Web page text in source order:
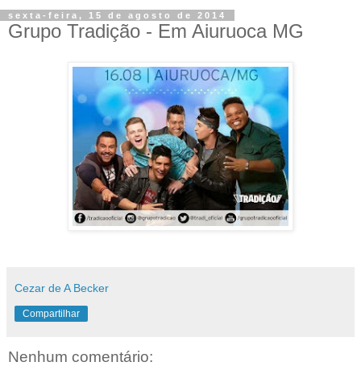
sexta-feira, 15 de agosto de 2014
Grupo Tradição - Em Aiuruoca MG
Cezar de A Becker
Compartilhar
Nenhum comentário: